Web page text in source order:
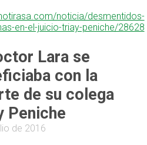
noticia/desmentidos-
en-el-juicio-triay-peniche/28628
Lara se
con la
de su colega
Peniche
de 2016